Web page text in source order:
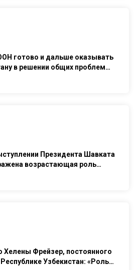
готово и дальше оказывать
в решении общих проблем
Президента Шавката
возрастающая роль
Хелены Фрейзер, постоянного
Узбекистан: «Роль